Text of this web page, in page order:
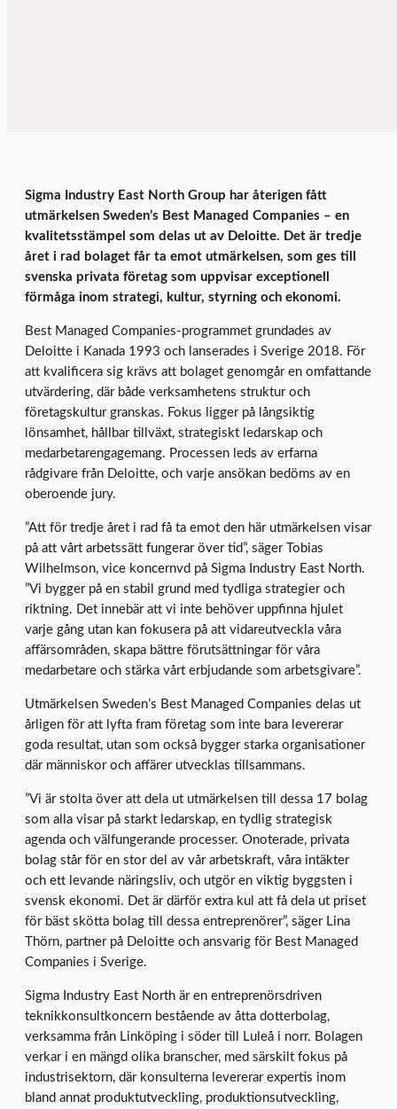
Sigma Industry East North Group har återigen fått
utmärkelsen Sweden’s Best Managed Companies – en
kvalitetsstämpel som delas ut av Deloitte. Det är tredje
året i rad bolaget får ta emot utmärkelsen, som ges till
svenska privata företag som uppvisar exceptionell
förmåga inom strategi, kultur, styrning och ekonomi.
Best Managed Companies-programmet grundades av
Deloitte i Kanada 1993 och lanserades i Sverige 2018. För
att kvalificera sig krävs att bolaget genomgår en omfattande
utvärdering, där både verksamhetens struktur och
företagskultur granskas. Fokus ligger på långsiktig
lönsamhet, hållbar tillväxt, strategiskt ledarskap och
medarbetarengagemang. Processen leds av erfarna
rådgivare från Deloitte, och varje ansökan bedöms av en
oberoende jury.
”Att för tredje året i rad få ta emot den här utmärkelsen visar
på att vårt arbetssätt fungerar över tid”, säger Tobias
Wilhelmson, vice koncernvd på Sigma Industry East North.
”Vi bygger på en stabil grund med tydliga strategier och
riktning. Det innebär att vi inte behöver uppfinna hjulet
varje gång utan kan fokusera på att vidareutveckla våra
affärsområden, skapa bättre förutsättningar för våra
medarbetare och stärka vårt erbjudande som arbetsgivare”.
Utmärkelsen Sweden’s Best Managed Companies delas ut
årligen för att lyfta fram företag som inte bara levererar
goda resultat, utan som också bygger starka organisationer
där människor och affärer utvecklas tillsammans.
”Vi är stolta över att dela ut utmärkelsen till dessa 17 bolag
som alla visar på starkt ledarskap, en tydlig strategisk
agenda och välfungerande processer. Onoterade, privata
bolag står för en stor del av vår arbetskraft, våra intäkter
och ett levande näringsliv, och utgör en viktig byggsten i
svensk ekonomi. Det är därför extra kul att få dela ut priset
för bäst skötta bolag till dessa entreprenörer”, säger Lina
Thörn, partner på Deloitte och ansvarig för Best Managed
Companies i Sverige.
Sigma Industry East North är en entreprenörsdriven
teknikkonsultkoncern bestående av åtta dotterbolag,
verksamma från Linköping i söder till Luleå i norr. Bolagen
verkar i en mängd olika branscher, med särskilt fokus på
industrisektorn, där konsulterna levererar expertis inom
bland annat produktutveckling, produktionsutveckling,